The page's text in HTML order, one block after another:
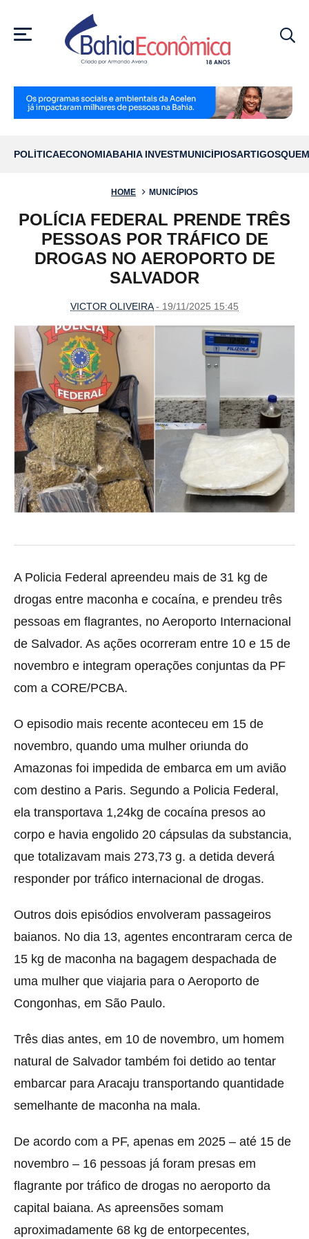
MENU
POLÍTICAECONOMIABAHIA INVESTMUNICÍPIOSARTIGOS
HOME MUNICÍPIOS
POLÍCIA FEDERAL PRENDE TRÊS
PESSOAS POR TRÁFICO DE
DROGAS NO AEROPORTO DE
SALVADOR
VICTOR OLIVEIRA- 19/11/2025 15:45
A Policia Federal apreendeu mais de 31 kg de
drogas entre maconha e cocaína, e prendeu três
pessoas em flagrantes, no Aeroporto Internacional
de Salvador. As ações ocorreram entre 10 e 15 de
novembro e integram operações conjuntas da PF
com a CORE/PCBA.
O episodio mais recente aconteceu em 15 de
novembro, quando uma mulher oriunda do
Amazonas foi impedida de embarca em um avião
com destino a Paris. Segundo a Policia Federal,
ela transportava 1,24kg de cocaína presos ao
corpo e havia engolido 20 cápsulas da substancia,
que totalizavam mais 273,73 g. a detida deverá
responder por tráfico internacional de drogas.
Outros dois episódios envolveram passageiros
baianos. No dia 13, agentes encontraram cerca de
15 kg de maconha na bagagem despachada de
uma mulher que viajaria para o Aeroporto de
Congonhas, em São Paulo.
Três dias antes, em 10 de novembro, um homem
natural de Salvador também foi detido ao tentar
embarcar para Aracaju transportando quantidade
semelhante de maconha na mala.
De acordo com a PF, apenas em 2025 – até 15 de
novembro – 16 pessoas já foram presas em
flagrante por tráfico de drogas no aeroporto da
capital baiana. As apreensões somam
aproximadamente 68 kg de entorpecentes,